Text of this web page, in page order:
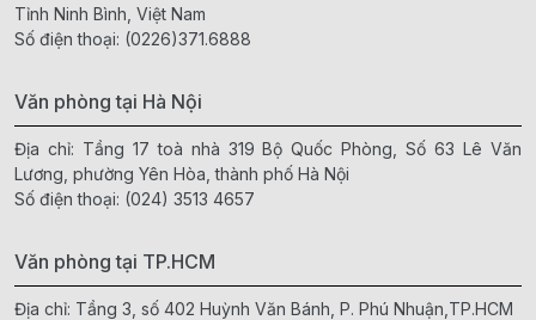
Tỉnh Ninh Bình, Việt Nam
Số điện thoại: (0226)371.6888
Văn phòng tại Hà Nội
Địa chỉ: Tầng 17 toà nhà 319 Bộ Quốc Phòng, Số 63 Lê Văn
Lương, phường Yên Hòa, thành phố Hà Nội
Số điện thoại: (024) 3513 4657
Văn phòng tại TP.HCM
Địa chỉ: Tầng 3, số 402 Huỳnh Văn Bánh, P. Phú Nhuận,TP.HCM